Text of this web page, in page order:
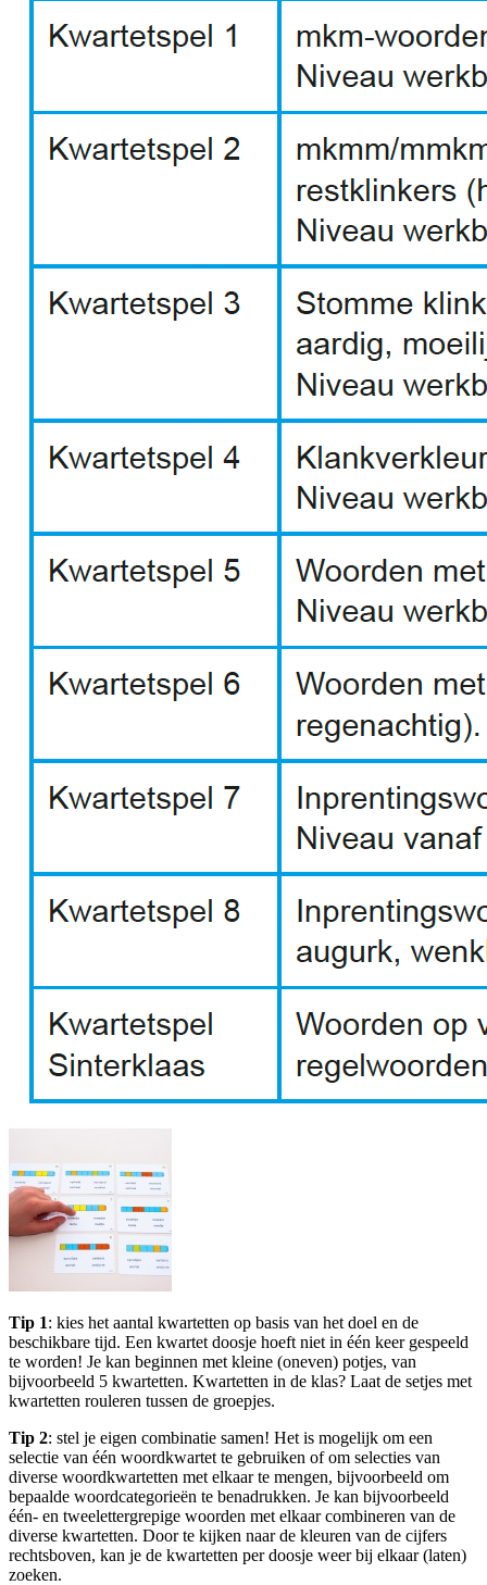
Tip 1: kies het aantal kwartetten op basis van het doel en de
beschikbare tijd. Een kwartet doosje hoeft niet in één keer gespeeld
te worden! Je kan beginnen met kleine (oneven) potjes, van
bijvoorbeeld 5 kwartetten. Kwartetten in de klas? Laat de setjes met
kwartetten rouleren tussen de groepjes.
Tip 2: stel je eigen combinatie samen! Het is mogelijk om een
selectie van één woordkwartet te gebruiken of om selecties van
diverse woordkwartetten met elkaar te mengen, bijvoorbeeld om
bepaalde woordcategorieën te benadrukken. Je kan bijvoorbeeld
één- en tweelettergrepige woorden met elkaar combineren van de
diverse kwartetten. Door te kijken naar de kleuren van de cijfers
rechtsboven, kan je de kwartetten per doosje weer bij elkaar (laten)
zoeken.